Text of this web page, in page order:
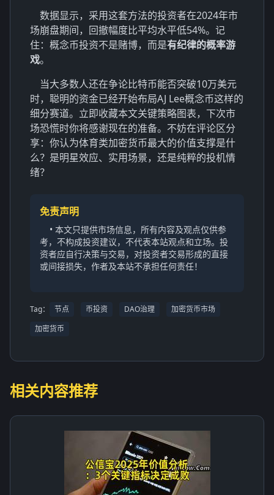
数据显示，采用这套方法的投资者在2024年市
场崩盘期间，回撤幅度比平均水平低54%。记
住：概念币投资不是赌博，而是有纪律的概率游
戏。
当大多数人还在争论比特币能否突破10万美元
时，聪明的资金已经开始布局AJ Lee概念币这样的
细分赛道。立即收藏本文关键策略图表，下次市
场恐慌时你将感谢现在的准备。不妨在评论区分
享：你认为体育类加密货币最大的价值支撑是什
么？是明星效应、实用场景，还是纯粹的投机情
绪？
免责声明
• 本文只提供市场信息，所有内容及观点仅供参
考，不构成投资建议，不代表本站观点和立场。投
资者应自行决策与交易，对投资者交易形成的直接
或间接损失，作者及本站不承担任何责任！
Tag： 节点 币投资 DAO治理
加密货币市场
加密货币
相关内容推荐